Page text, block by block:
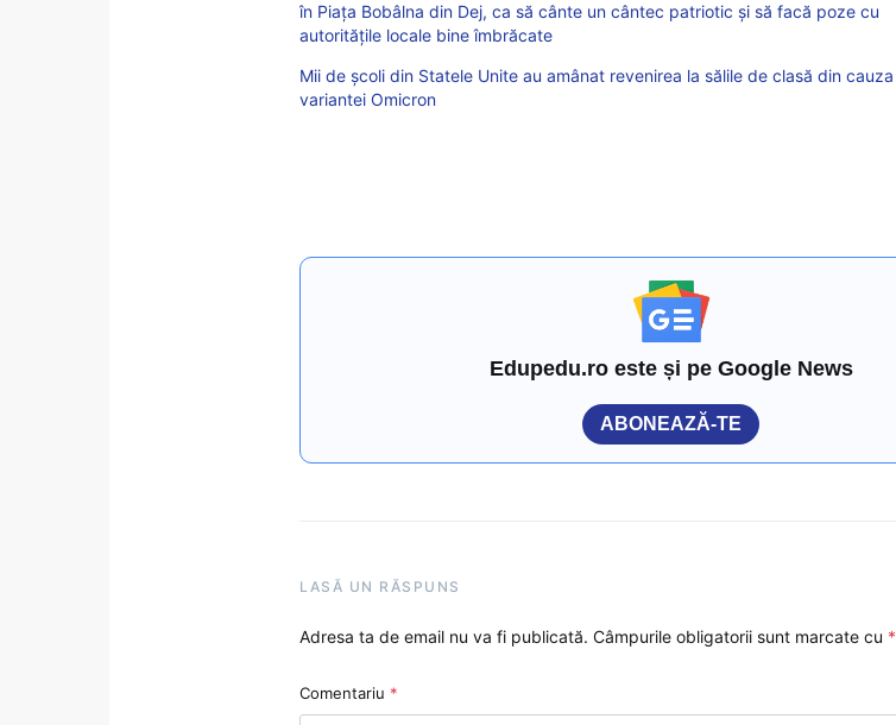
în Piața Bobâlna din Dej, ca să cânte un cântec patriotic și să facă poze cu
autoritățile locale bine îmbrăcate
Mii de şcoli din Statele Unite au amânat revenirea la sălile de clasă din cauza
variantei Omicron
Edupedu.ro este și pe Google News
ABONEAZĂ-TE
LASĂ UN RĂSPUNS
Adresa ta de email nu va fi publicată. Câmpurile obligatorii sunt marcate cu *
Comentariu *